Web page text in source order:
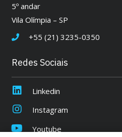
5º andar
Vila Olímpia – SP
+55 (21) 3235-0350
Redes Sociais
Linkedin
Instagram
Youtube